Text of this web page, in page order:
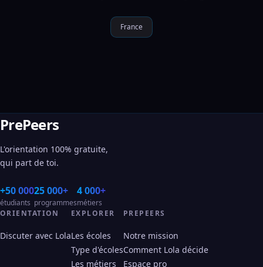
France
PrePeers
L'orientation 100% gratuite,
qui part de toi.
+50 000
étudiants
25 000+
programmes
4 000+
métiers
ORIENTATION
Discuter avec Lola
EXPLORER
Les écoles
Type d'écoles
Les métiers
PREPEERS
Notre mission
Comment Lola décide
Espace pro